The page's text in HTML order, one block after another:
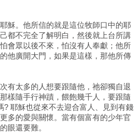
穌。他所信的就是這位牧師口中的耶
都不完全了解明白，然後就上台所講
會眾以後不來，怕沒有人奉獻；他所
他廣開大門，如果是這樣，那他所傳
有太多的人想要跟隨他，祂卻獨自退
樣隨手行神蹟，餵飽幾千人，要跟隨
耶穌也從來不去迎合富人、見到有錢
多的愛與關懷。當有個富有的少年官
眼還要難。